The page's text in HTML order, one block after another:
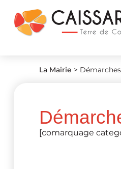
La Mairie >
[comarquage